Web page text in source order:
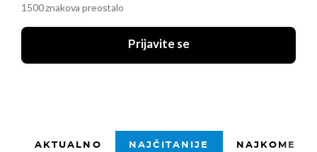
1500 znakova preostalo
Prijavite se
AKTUALNO NAJČITANIJE